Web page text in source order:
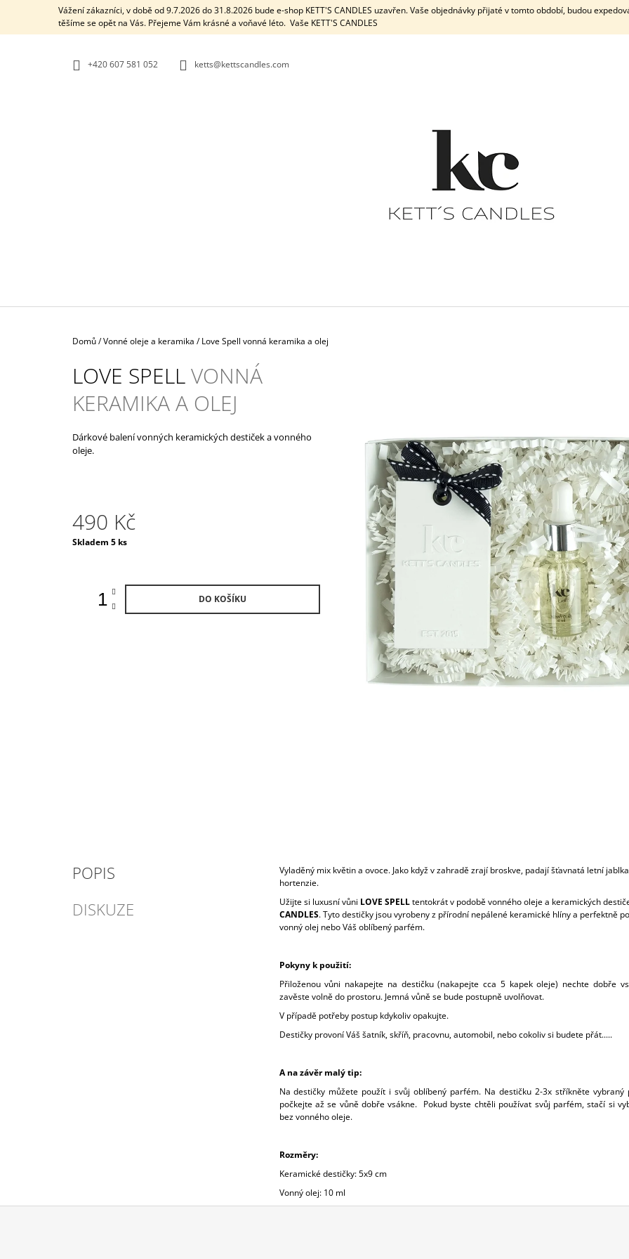
Vážení zákazníci, v době od 9.7.2026 do 31.8.2026 bude e-shop KETT'S CANDLES uzavřen. Vaše objednávky přijaté v tomto období, budou
těšíme se opět na Vás. Přejeme Vám krásné a voňavé léto. Vaše KETT'S CANDLES
+420 607 581 052 ketts@kettscandles.com
Domů/Vonné oleje a keramika / Love Spell vonná keramika a olej
LOVE SPELLVONNÁ
KERAMIKA A OLEJ
Dárkové balení vonných keramických destiček a vonného
oleje.
490 Kč
Měrná
Skladem 5 ks
DO KOŠÍKU
POPIS
DISKUZE
Vyladěný mix květin a ovoce. Jako když v zahradě zrají broskve, padají šťavnatá letní
hortenzie.
Užijte si luxusní vůni LOVE SPELLtentokrát v podobě vonného oleje a keramických
CANDLES. Tyto destičky jsou vyrobeny z přírodní nepálené keramické hlíny a perfektně
vonný olej nebo Váš oblíbený parfém.
Pokyny k použití:
Přiloženou vůni nakapejte na destičku (nakapejte cca 5 kapek oleje) nechte dobře
zavěste volně do prostoru. Jemná vůně se bude postupně uvolňovat.
V případě potřeby postup kdykoliv opakujte.
Destičky provoní Váš šatník, skříň, pracovnu, automobil, nebo cokoliv si budete přát.....
A na závěr malý tip:
Na destičky můžete použít i svůj oblíbený parfém. Na destičku 2-3x stříkněte vybraný
počkejte až se vůně dobře vsákne. Pokud byste chtěli používat svůj parfém, stačí si
bez vonného oleje.
Rozměry:
Keramické destičky: 5x9 cm
Vonný olej: 10 ml
ZPĚT
DO
ZPĚT
DO
DOPORUČUJEME
AROMALAMPA / BLACK BOX
DÁRKOVÁ SADA / WHITEDÁRKOVÁ
1 320 Kč
PEPPERMINT &